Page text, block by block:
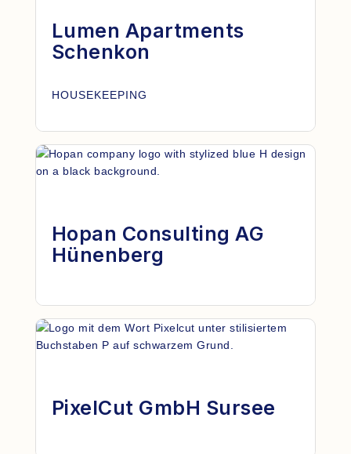
Lumen Apartments
Schenkon
HOUSEKEEPING
Hopan Consulting AG
Hünenberg
PixelCut GmbH Sursee